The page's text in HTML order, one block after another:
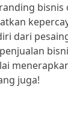
bisnis
dari
juga!